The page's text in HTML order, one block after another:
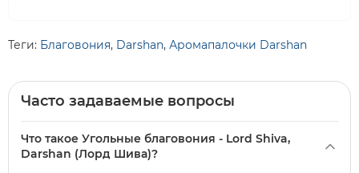
Теги: Благовония, Darshan, Аромапалочки Darshan
Часто задаваемые вопросы
Что такое Угольные благовония - Lord Shiva,
Darshan (Лорд Шива)?